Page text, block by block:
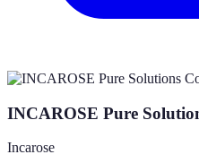
INCAROSE Pure
Incarose